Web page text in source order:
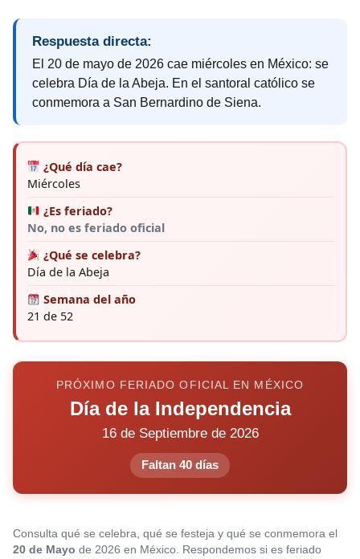
Respuesta directa:
El 20 de mayo de 2026 cae miércoles en México: se
celebra Día de la Abeja. En el santoral católico se
conmemora a San Bernardino de Siena.
¿Qué día cae?
Miércoles
¿Es feriado?
No, no es feriado oficial
¿Qué se celebra?
Día de la Abeja
Semana del año
21 de 52
PRÓXIMO FERIADO OFICIAL EN MÉXICO
Día de la Independencia
16 de Septiembre de 2026
Faltan 40 días
Consulta qué se celebra, qué se festeja y qué se conmemora el
20 de Mayo de 2026 en México. Respondemos si es feriado